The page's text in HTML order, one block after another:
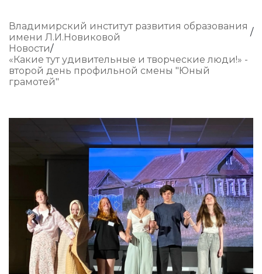
Владимирский институт развития образования
имени Л.И.Новиковой
Новости
«Какие тут удивительные и творческие люди!» -
второй день профильной смены "Юный
грамотей"